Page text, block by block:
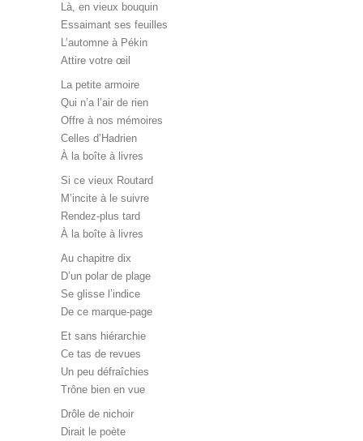
Là, en vieux bouquin
Essaimant ses feuilles
L’automne à Pékin
Attire votre œil
La petite armoire
Qui n’a l’air de rien
Offre à nos mémoires
Celles d’Hadrien
À la boîte à livres
Si ce vieux Routard
M’incite à le suivre
Rendez-plus tard
À la boîte à livres
Au chapitre dix
D’un polar de plage
Se glisse l’indice
De ce marque-page
Et sans hiérarchie
Ce tas de revues
Un peu défraîchies
Trône bien en vue
Drôle de nichoir
Dirait le poète